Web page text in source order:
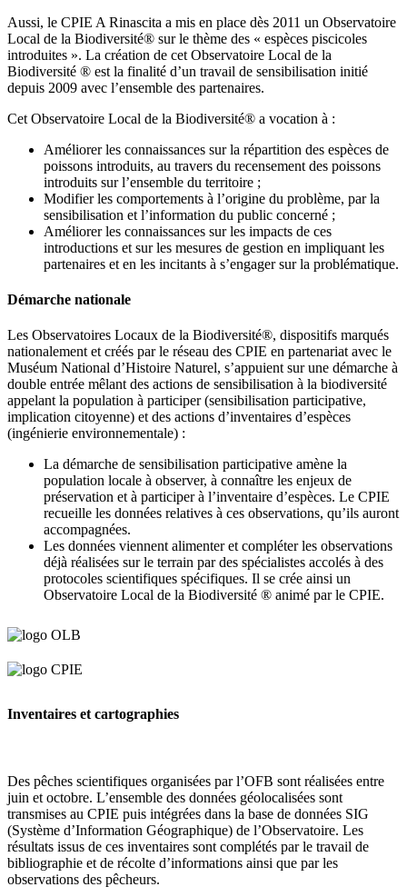
Aussi, le CPIE A Rinascita a mis en place dès 2011 un Observatoire
Local de la Biodiversité® sur le thème des « espèces piscicoles
introduites ». La création de cet Observatoire Local de la
Biodiversité ® est la finalité d’un travail de sensibilisation initié
depuis 2009 avec l’ensemble des partenaires.
Cet Observatoire Local de la Biodiversité® a vocation à :
Améliorer les connaissances sur la répartition des espèces de
poissons introduits, au travers du recensement des poissons
introduits sur l’ensemble du territoire ;
Modifier les comportements à l’origine du problème, par la
sensibilisation et l’information du public concerné ;
Améliorer les connaissances sur les impacts de ces
introductions et sur les mesures de gestion en impliquant les
partenaires et en les incitants à s’engager sur la problématique.
Démarche nationale
Les Observatoires Locaux de la Biodiversité®, dispositifs marqués
nationalement et créés par le réseau des CPIE en partenariat avec le
Muséum National d’Histoire Naturel, s’appuient sur une démarche à
double entrée mêlant des actions de sensibilisation à la biodiversité
appelant la population à participer (sensibilisation participative,
implication citoyenne) et des actions d’inventaires d’espèces
(ingénierie environnementale) :
La démarche de sensibilisation participative amène la
population locale à observer, à connaître les enjeux de
préservation et à participer à l’inventaire d’espèces. Le CPIE
recueille les données relatives à ces observations, qu’ils auront
accompagnées.
Les données viennent alimenter et compléter les observations
déjà réalisées sur le terrain par des spécialistes accolés à des
protocoles scientifiques spécifiques. Il se crée ainsi un
Observatoire Local de la Biodiversité ® animé par le CPIE.
Inventaires et cartographies
Des pêches scientifiques organisées par l’OFB sont réalisées entre
juin et octobre. L’ensemble des données géolocalisées sont
transmises au CPIE puis intégrées dans la base de données SIG
(Système d’Information Géographique) de l’Observatoire. Les
résultats issus de ces inventaires sont complétés par le travail de
bibliographie et de récolte d’informations ainsi que par les
observations des pêcheurs.